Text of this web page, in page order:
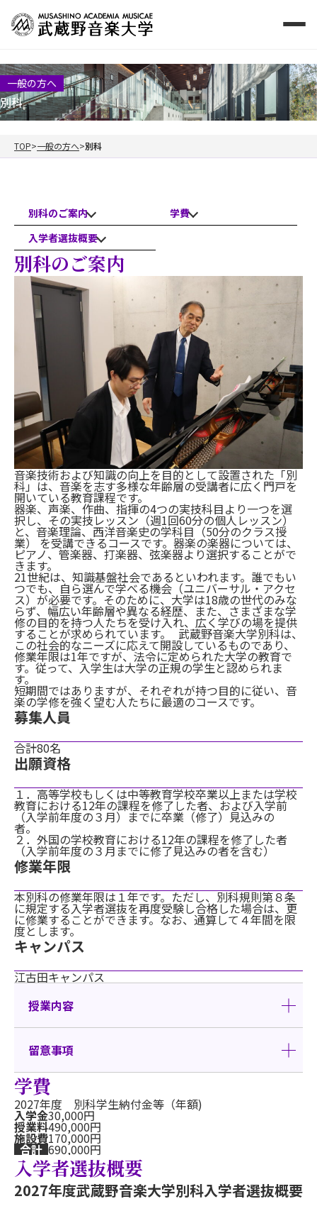
一般の方へ
別科
TOP 一般の方へ 別科
別科のご案内
学費
入学者選抜概要
別科のご案内
音楽技術および知識の向上を目的として設置された「別
科」は、音楽を志す多様な年齢層の受講者に広く門戸を
開いている教育課程です。
器楽、声楽、作曲、指揮の4つの実技科目より一つを選
択し、その実技レッスン（週1回60分の個人レッスン）
と、音楽理論、西洋音楽史の学科目（50分のクラス授
業） を受講できるコースです。器楽の楽器については、
ピアノ、管楽器、打楽器、弦楽器より選択することがで
きます。
21世紀は、知識基盤社会であるといわれます。誰でもい
つでも、自ら選んで学べる機会（ユニバーサル・アクセ
ス）が必要です。そのために、大学は18歳の世代のみな
らず、幅広い年齢層や異なる経歴、また、さまざまな学
修の目的を持つ人たちを受け入れ、広く学びの場を提供
することが求められています。 武蔵野音楽大学別科は、
この社会的なニーズに応えて開設しているものであり、
修業年限は1年ですが、法令に定められた大学の教育で
す。従って、入学生は大学の正規の学生と認められま
す。
短期間ではありますが、それぞれが持つ目的に従い、音
楽の学修を強く望む人たちに最適のコースです。
募集人員
合計80名
出願資格
１．高等学校もしくは中等教育学校卒業以上または学校
教育における12年の課程を修了した者、および入学前
（入学前年度の３月）までに卒業（修了）見込みの
者。
２．外国の学校教育における12年の課程を修了した者
（入学前年度の３月までに修了見込みの者を含む）
修業年限
本別科の修業年限は１年です。ただし、別科規則第８条
に規定する入学者選抜を再度受験し合格した場合は、更
に修業することができます。なお、通算して４年間を限
度とします。
キャンパス
江古田キャンパス
授業内容
留意事項
学費
2027年度 別科学生納付金等（年額)
入学金30,000円
授業料490,000円
施設費170,000円
合計 690,000円
入学者選抜概要
2027年度武蔵野音楽大学別科入学者選抜概要